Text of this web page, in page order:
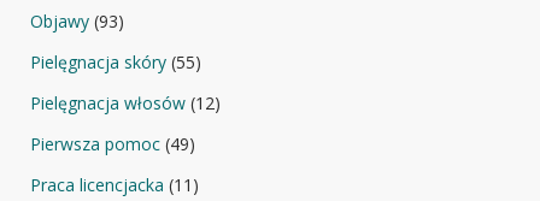
Objawy (93)
Pielęgnacja skóry (55)
Pielęgnacja włosów (12)
Pierwsza pomoc (49)
Praca licencjacka (11)